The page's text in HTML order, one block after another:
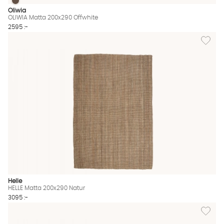
OLIWIA Matta 200x290 Offwhite Finns även i dessa färger:
OLIWIA Matta 200x290 Offwhite
Oliwia
OLIWIA Matta 200x290 Offwhite
2595 :-
Lägg
Helle
HELLE Matta 200x290 Natur
3095 :-
Lägg